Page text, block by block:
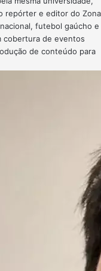
repórter e editor do Zona
futebol gaúcho e
cobertura de eventos
de conteúdo para